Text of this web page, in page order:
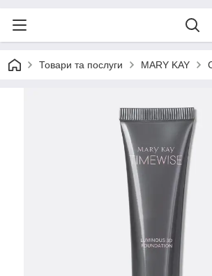
Товари та послуги MARY KAY